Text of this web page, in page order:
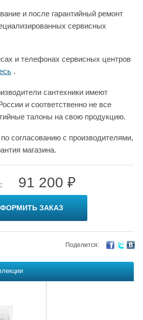
и после гарантийный ремонт
сервисных
и телефонах сервисных центров
.
сантехники имеют
и соответственно не все
талоны на свою продукцию.
согласованию с производителями,
магазина.
91 200 ₽
ЗАКАЗ
Поделится: